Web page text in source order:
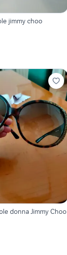
jimmy choo
donna Jimmy Choo